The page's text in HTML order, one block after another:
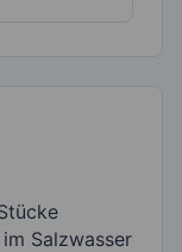
Salzwasser